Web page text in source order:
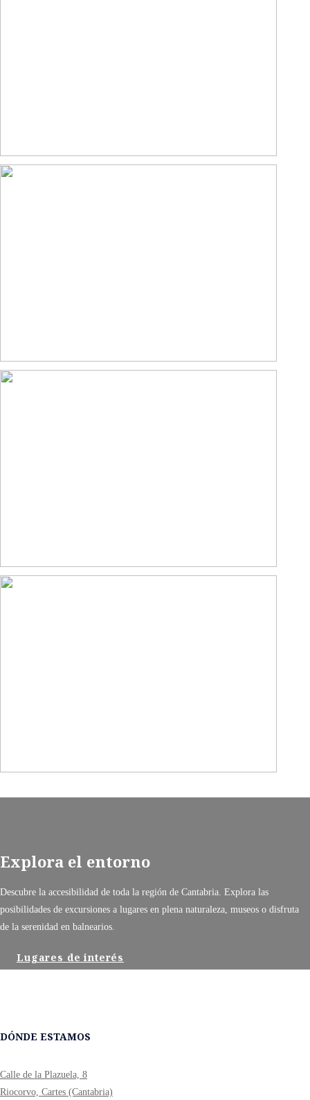
Explora el entorno
Descubre la accesibilidad de toda la región de Cantabria. Explora las
posibilidades de excursiones a lugares en plena naturaleza, museos o disfruta
de la serenidad en balnearios.
Lugares de interés
DÓNDE ESTAMOS
Calle de la Plazuela, 8
Riocorvo, Cartes (Cantabria)